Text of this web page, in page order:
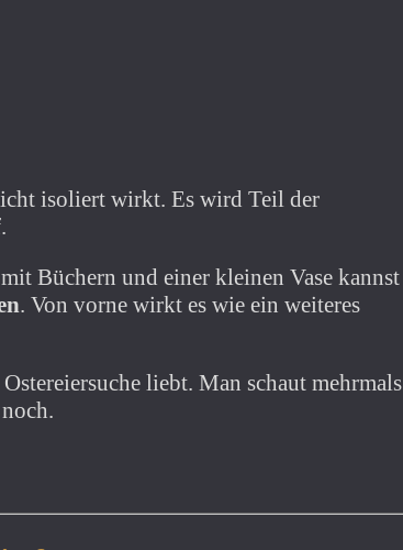
isoliert wirkt. Es wird Teil der
Büchern und einer kleinen Vase kannst
. Von vorne wirkt es wie ein weiteres
liebt. Man schaut mehrmals